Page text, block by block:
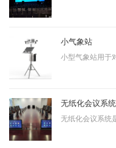
小气象站
无纸化会议系统